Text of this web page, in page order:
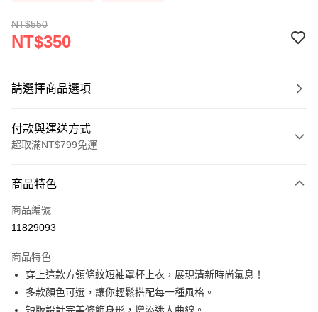
NT$550
NT$350
請選擇商品選項
付款與運送方式
超取滿NT$799免運
信用卡一次付款
超商取貨付款
Apple Pay
街口支付
商品特色
商品編號
11829093
商品特色
穿上這款方領條紋短袖罩杯上衣，展現清新時尚氣息！
多款顏色可選，讓你輕鬆搭配每一種風格。